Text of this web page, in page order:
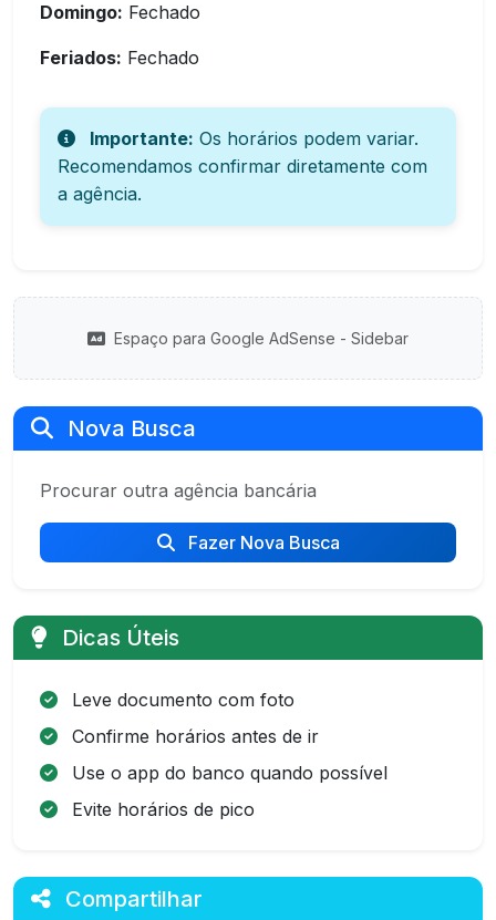
Domingo: Fechado
Feriados: Fechado
Importante: Os horários podem variar.
Recomendamos confirmar diretamente com
a agência.
Espaço para Google AdSense - Sidebar
Nova Busca
Procurar outra agência bancária
Fazer Nova Busca
Dicas Úteis
Leve documento com foto
Confirme horários antes de ir
Use o app do banco quando possível
Evite horários de pico
Compartilhar